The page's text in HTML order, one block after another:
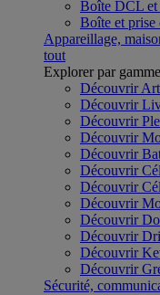
Boîte DCL et
Boîte et prise
Appareillage,
tout
Explorer par gamme
Découvrir
Découvrir
Découvrir
Découvrir
Découvrir
Découvrir
Découvrir
Découvrir
Découvrir
Découvrir
Découvrir
Découvrir
Sécurité,